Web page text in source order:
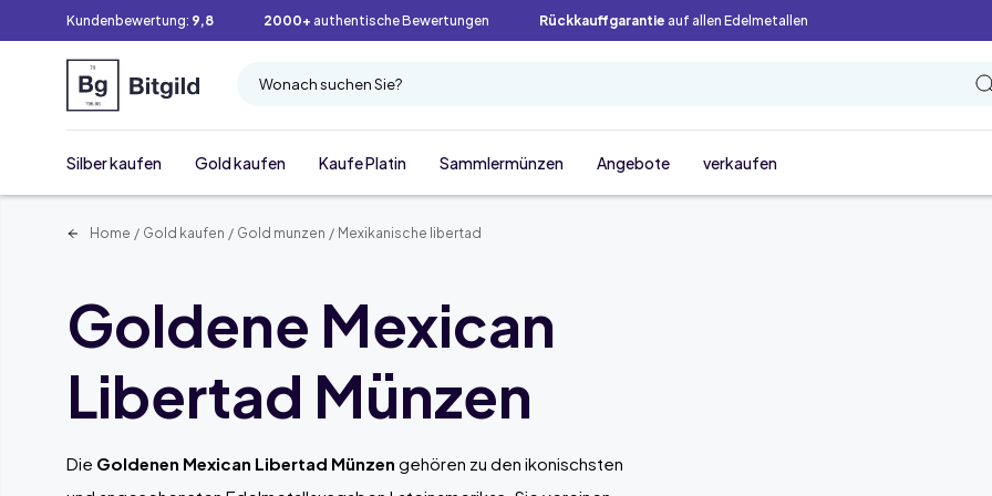
Kundenbewertung: 9,8 2000+ authentische Bewertungen Rückkauffgarantie auf allen Edelmetallen
Wonach suchen Sie?
Silber kaufen Gold kaufen Kaufe Platin Sammlermünzen Angebote verkaufen
Home / Gold kaufen / Gold munzen / Mexikanische libertad
Goldene Mexican
Libertad Münzen
Die Goldenen Mexican Libertad Münzen gehören zu den ikonischsten